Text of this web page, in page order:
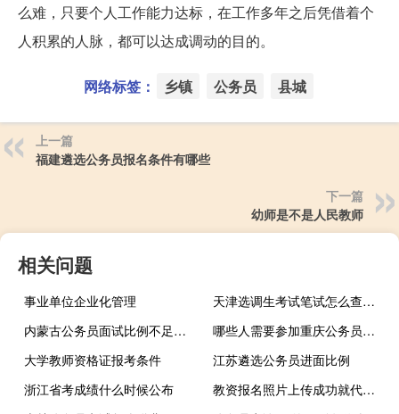
么难，只要个人工作能力达标，在工作多年之后凭借着个
人积累的人脉，都可以达成调动的目的。
网络标签： 乡镇 公务员 县城
上一篇
福建遴选公务员报名条件有哪些
下一篇
幼师是不是人民教师
相关问题
事业单位企业化管理
天津选调生考试笔试怎么查成绩
内蒙古公务员面试比例不足怎么办
哪些人需要参加重庆公务员的体能测评
大学教师资格证报考条件
江苏遴选公务员进面比例
浙江省考成绩什么时候公布
教资报名照片上传成功就代表合格吗